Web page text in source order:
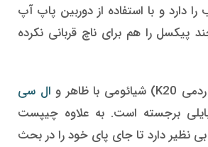
دارد و با استفاده از دوربین پاپ آپ
پیکسل را هم برای ناچ قربانی نکرده
ال سی
برجسته است. به علاوه چیپست
نظیر دارد تا جای پای خود را در بحث